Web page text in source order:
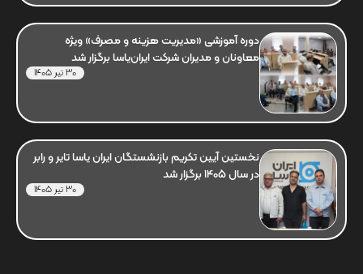
دوره آموزشی «مدیریت هزینه و مصرف» ویژه
معاونان و مدیران شرکت ایران‌یاسا برگزار شد
30 تیر 1405
نخستین آیین تکریم بازنشستگان ایران یاسا تایر و رابر
در سال 1405 برگزار شد
30 تیر 1405